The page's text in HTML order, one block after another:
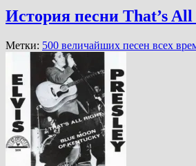
История песни That’s
Метки: 500 величайших песен всех